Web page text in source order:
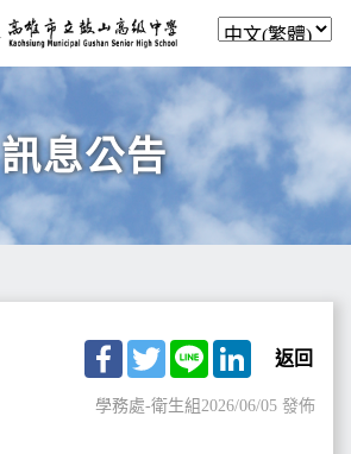
訊息公告
Facebook
TwitterLine LinkedIn
返回
學務處-衛生組2026/06/05 發佈